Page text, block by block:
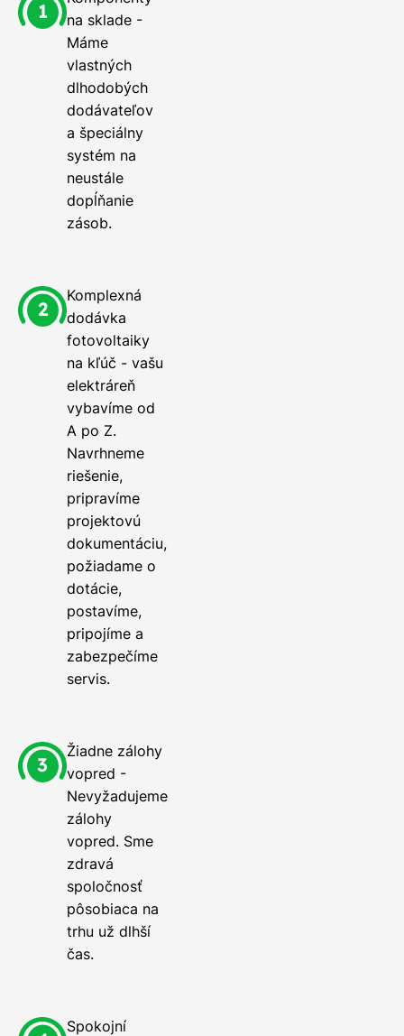
na sklade -
Máme
vlastných
dlhodobých
dodávateľov
a špeciálny
systém na
neustále
dopĺňanie
zásob.
Komplexná
dodávka
fotovoltaiky
na kľúč - vašu
elektráreň
vybavíme od
A po Z.
Navrhneme
riešenie,
pripravíme
projektovú
dokumentáciu,
požiadame o
dotácie,
postavíme,
pripojíme a
zabezpečíme
servis.
Žiadne zálohy
vopred -
Nevyžadujeme
zálohy
vopred. Sme
zdravá
spoločnosť
pôsobiaca na
trhu už dlhší
čas.
Spokojní